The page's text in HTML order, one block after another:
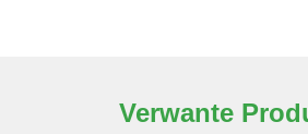
Verwante